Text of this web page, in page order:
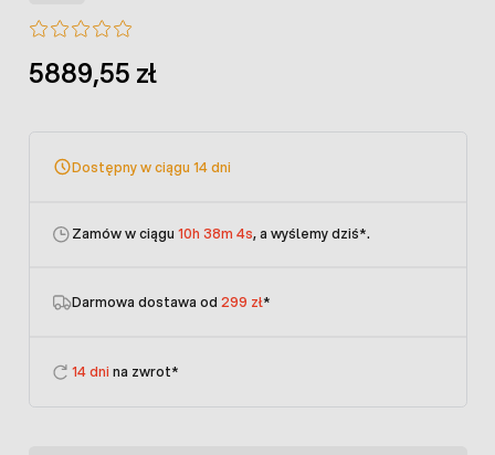
5889,55 zł
Dostępny w ciągu 14 dni
Zamów w ciągu 10h 38m 4s, a wyślemy dziś*.
Darmowa dostawa od 299 zł*
14 dni na zwrot*